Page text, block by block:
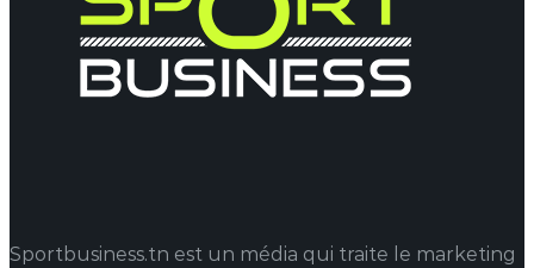
Sportbusiness.tn est un média qui traite le marketing